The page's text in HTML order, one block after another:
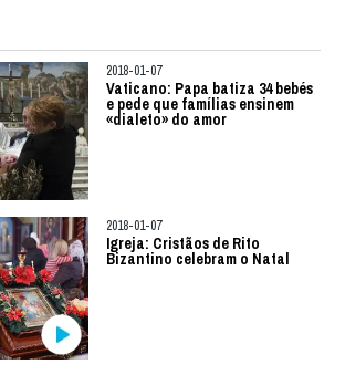
2018-01-07
Vaticano: Papa batiza 34 bebés
e pede que famílias ensinem
«dialeto» do amor
2018-01-07
Igreja: Cristãos de Rito
Bizantino celebram o Natal